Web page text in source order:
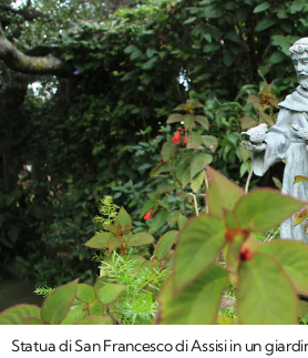
Statua di San Francesco di Assisi in un